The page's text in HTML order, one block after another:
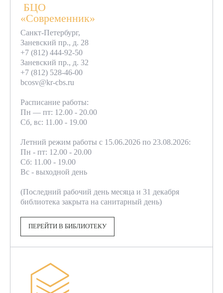
БЦО
«Современник»
Санкт-Петербург,
Заневский пр., д. 28
+7 (812) 444-92-50
Заневский пр., д. 32
+7 (812) 528-46-00
bcosv@kr-cbs.ru
Расписание работы:
Пн — пт: 12.00 - 20.00
Сб, вс: 11.00 - 19.00
Летний режим работы с 15.06.2026 по 23.08.2026:
Пн - пт: 12.00 - 20.00
Сб: 11.00 - 19.00
Вс - выходной день
(Последний рабочий день месяца и 31 декабря
библиотека закрыта на санитарный день)
ПЕРЕЙТИ В БИБЛИОТЕКУ